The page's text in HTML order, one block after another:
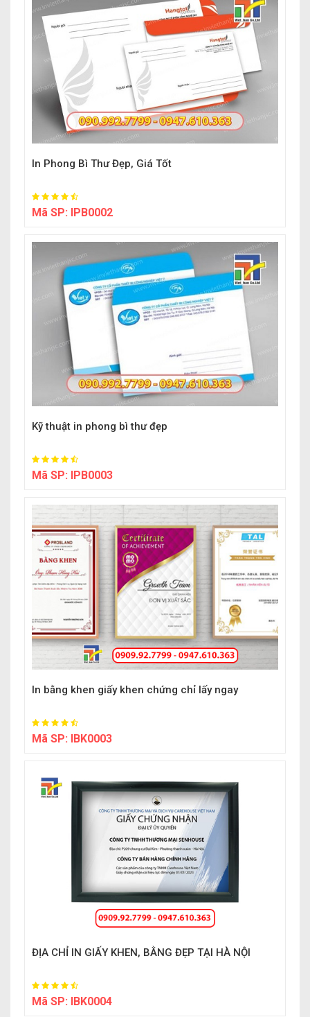
In Phong Bì Thư Đẹp, Giá Tốt
Mã SP: IPB0002
Kỹ thuật in phong bì thư đẹp
Mã SP: IPB0003
In bằng khen giấy khen chứng chỉ lấy ngay
Mã SP: IBK0003
ĐỊA CHỈ IN GIẤY KHEN, BẰNG ĐẸP TẠI HÀ NỘI
Mã SP: IBK0004